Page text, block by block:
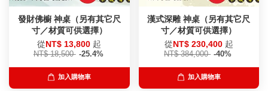
發財佛櫥 神桌（另有其它尺
寸／材質可供選擇）
從NT$ 13,800 起
NT$ 18,500 -25.4%
加入購物車
漢式深雕 神桌（另有其它尺
寸／材質可供選擇）
從NT$ 230,400 起
NT$ 384,000 -40%
加入購物車